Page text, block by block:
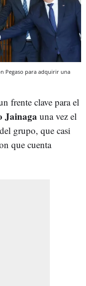
Pegaso para adquirir una
frente clave para el
Jainaga una vez el
grupo, que casi
que cuenta